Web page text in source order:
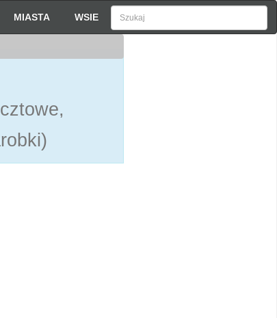
MIASTA WSIE